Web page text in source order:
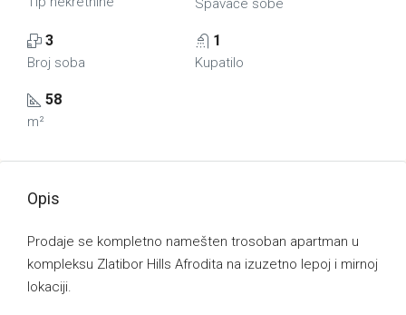
Spavaće sobe
3
Broj soba
1
Kupatilo
58
m²
Opis
Prodaje se kompletno namešten trosoban apartman u
kompleksu Zlatibor Hills Afrodita na izuzetno lepoj i mirnoj
lokaciji.